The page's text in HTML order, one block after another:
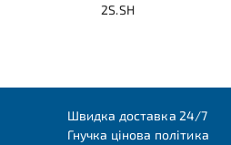
2S.SH
Швидка доставка 24/7
Гнучка цінова політика